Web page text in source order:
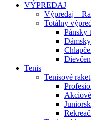
VÝPREDAJ
Výpredaj –
Totálny
Pánsky
Tenis
Tenisové